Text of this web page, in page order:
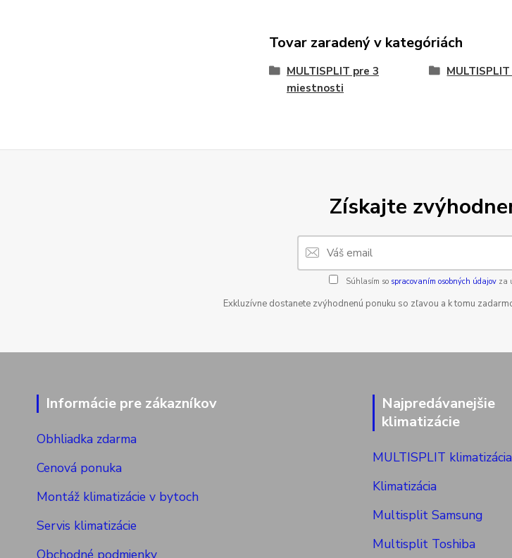
Tovar zaradený v kategóriách
MULTISPLIT pre 3
miestnosti
Získajte
Súhlasím so spracovaním osobných údajovza
Exkluzívne dostanete zvýhodnenú ponuku so zľavou a k tomu
Informácie pre zákazníkov
Obhliadka zdarma
Cenová ponuka
Montáž klimatizácie v bytoch
Servis klimatizácie
Najpredávanejšie
klimatizácie
MULTISPLIT klimatizácia
Klimatizácia
Multisplit Samsung
Multisplit Toshiba